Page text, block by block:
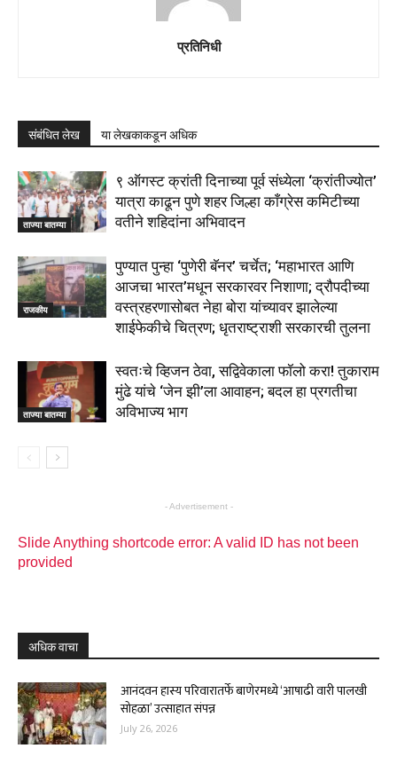
प्रतिनिधी
संबंधित लेख या लेखकाकडून अधिक
ताज्या बातम्या
९ ऑगस्ट क्रांती दिनाच्या पूर्व संध्येला ‘क्रांतीज्योत’
यात्रा काढून पुणे शहर जिल्हा काँग्रेस कमिटीच्या
वतीने शहिदांना अभिवादन
राजकीय
पुण्यात पुन्हा ‘पुणेरी बॅनर’ चर्चेत; ‘महाभारत आणि
आजचा भारत’मधून सरकारवर निशाणा; द्रौपदीच्या
वस्त्रहरणासोबत नेहा बोरा यांच्यावर झालेल्या
शाईफेकीचे चित्रण; धृतराष्ट्राशी सरकारची तुलना
ताज्या बातम्या
स्वतःचे व्हिजन ठेवा, सद्विवेकाला फॉलो करा! तुकाराम
मुंढे यांचे ‘जेन झी’ला आवाहन; बदल हा प्रगतीचा
अविभाज्य भाग
- Advertisement -
Slide Anything shortcode error: A valid ID has not been
provided
अधिक वाचा
आनंदवन हास्य परिवारातर्फे बाणेरमध्ये ‘आषाढी वारी पालखी
सोहळा’ उत्साहात संपन्न
July 26, 2026